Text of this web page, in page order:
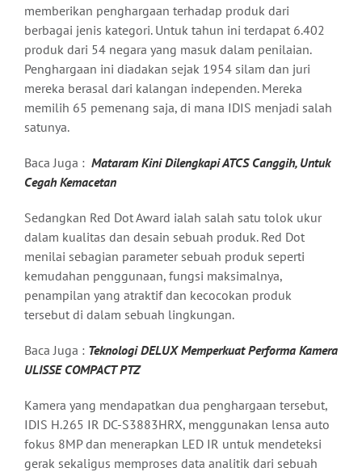
memberikan penghargaan terhadap produk dari
berbagai jenis kategori. Untuk tahun ini terdapat 6.402
produk dari 54 negara yang masuk dalam penilaian.
Penghargaan ini diadakan sejak 1954 silam dan juri
mereka berasal dari kalangan independen. Mereka
memilih 65 pemenang saja, di mana IDIS menjadi salah
satunya.
Baca Juga : Mataram Kini Dilengkapi ATCS Canggih, Untuk
Cegah Kemacetan
Sedangkan Red Dot Award ialah salah satu tolok ukur
dalam kualitas dan desain sebuah produk. Red Dot
menilai sebagian parameter sebuah produk seperti
kemudahan penggunaan, fungsi maksimalnya,
penampilan yang atraktif dan kecocokan produk
tersebut di dalam sebuah lingkungan.
Baca Juga : Teknologi DELUX Memperkuat Performa Kamera
ULISSE COMPACT PTZ
Kamera yang mendapatkan dua penghargaan tersebut,
IDIS H.265 IR DC-S3883HRX, menggunakan lensa auto
fokus 8MP dan menerapkan LED IR untuk mendeteksi
gerak sekaligus memproses data analitik dari sebuah